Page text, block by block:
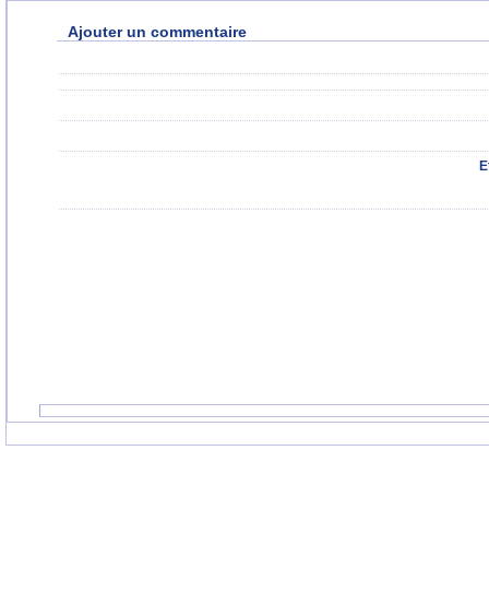
Ajouter un commentaire